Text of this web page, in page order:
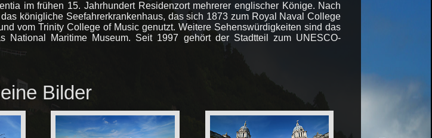
im frühen 15. Jahrhundert Residenzort mehrerer englischer Könige. Nach
königliche Seefahrerkrankenhaus, das sich 1873 zum Royal Naval College
vom Trinity College of Music genutzt. Weitere Sehenswürdigkeiten sind das
National Maritime Museum. Seit 1997 gehört der Stadtteil zum UNESCO-
Bilder